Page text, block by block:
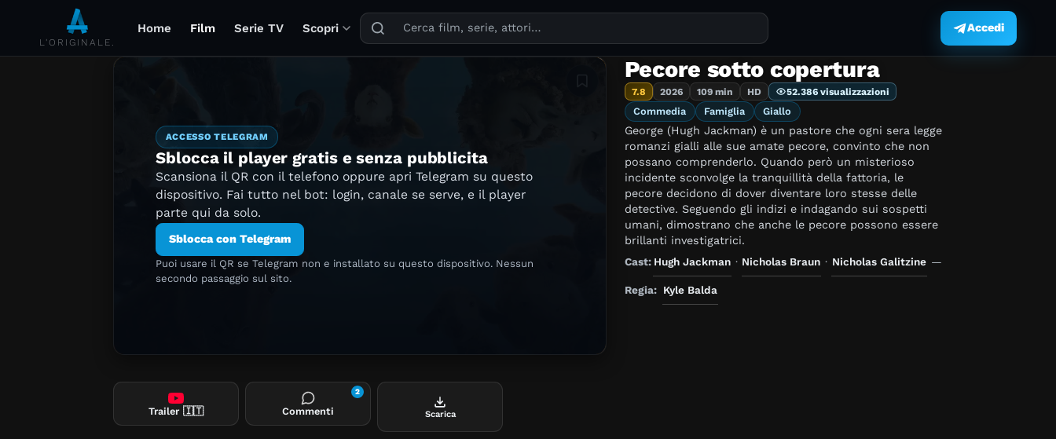
L'ORIGINALE.
Home Film Serie TV Scopri
Puoi cercare film, serie TV, attori, registi, generi e temi.
Accedi
ACCESSO TELEGRAM
Sblocca il player gratis e senza pubblicita
Scansiona il QR con il telefono oppure apri Telegram su questo
dispositivo. Fai tutto nel bot: login, canale se serve, e il player
parte qui da solo.
Sblocca con Telegram
Puoi usare il QR se Telegram non e installato su questo dispositivo. Nessun
secondo passaggio sul sito.
Aggiungi in lista
Pecore sotto copertura
7.8 2026 109 min HD 52.386 visualizzazioni
Commedia Famiglia Giallo
George (Hugh Jackman) è un pastore che ogni sera legge
romanzi gialli alle sue amate pecore, convinto che non
possano comprenderlo. Quando però un misterioso
incidente sconvolge la tranquillità della fattoria, le
pecore decidono di dover diventare loro stesse delle
detective. Seguendo gli indizi e indagando sui sospetti
umani, dimostrano che anche le pecore possono essere
brillanti investigatrici.
Cast: Hugh Jackman · Nicholas Braun · Nicholas Galitzine —
Regia: Kyle Balda
Trailer 🇮🇹 Commenti
2
Scarica